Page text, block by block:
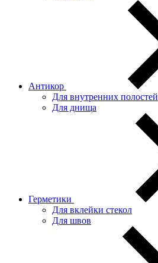
Антикор
Для внутренних полостей
Для днища
Герметики
Для вклейки стекол
Для швов